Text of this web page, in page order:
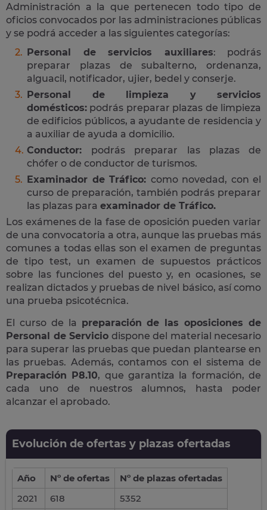
Administración a la que pertenecen todo tipo de
oficios convocados por las administraciones públicas
y se podrá acceder a las siguientes categorías:
Personal de servicios auxiliares: podrás
preparar plazas de subalterno, ordenanza,
alguacil, notificador, ujier, bedel y conserje.
Personal de limpieza y servicios
domésticos: podrás preparar plazas de limpieza
de edificios públicos, a ayudante de residencia y
a auxiliar de ayuda a domicilio.
Conductor: podrás preparar las plazas de
chófer o de conductor de turismos.
Examinador de Tráfico: como novedad, con el
curso de preparación, también podrás preparar
las plazas para examinador de Tráfico.
Los exámenes de la fase de oposición pueden variar
de una convocatoria a otra, aunque las pruebas más
comunes a todas ellas son el examen de preguntas
de tipo test, un examen de supuestos prácticos
sobre las funciones del puesto y, en ocasiones, se
realizan dictados y pruebas de nivel básico, así como
una prueba psicotécnica.
El curso de la preparación de las oposiciones de
Personal de Servicio dispone del material necesario
para superar las pruebas que puedan plantearse en
las pruebas. Además, contamos con el sistema de
Preparación P8.10, que garantiza la formación, de
cada uno de nuestros alumnos, hasta poder
alcanzar el aprobado.
Evolución de ofertas y plazas ofertadas
Año Nº de ofertas
Nº de plazas ofertadas
2021
618 5352